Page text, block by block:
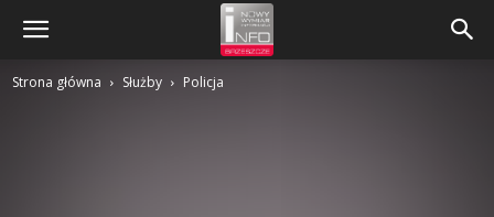
Strona główna Służby Policja